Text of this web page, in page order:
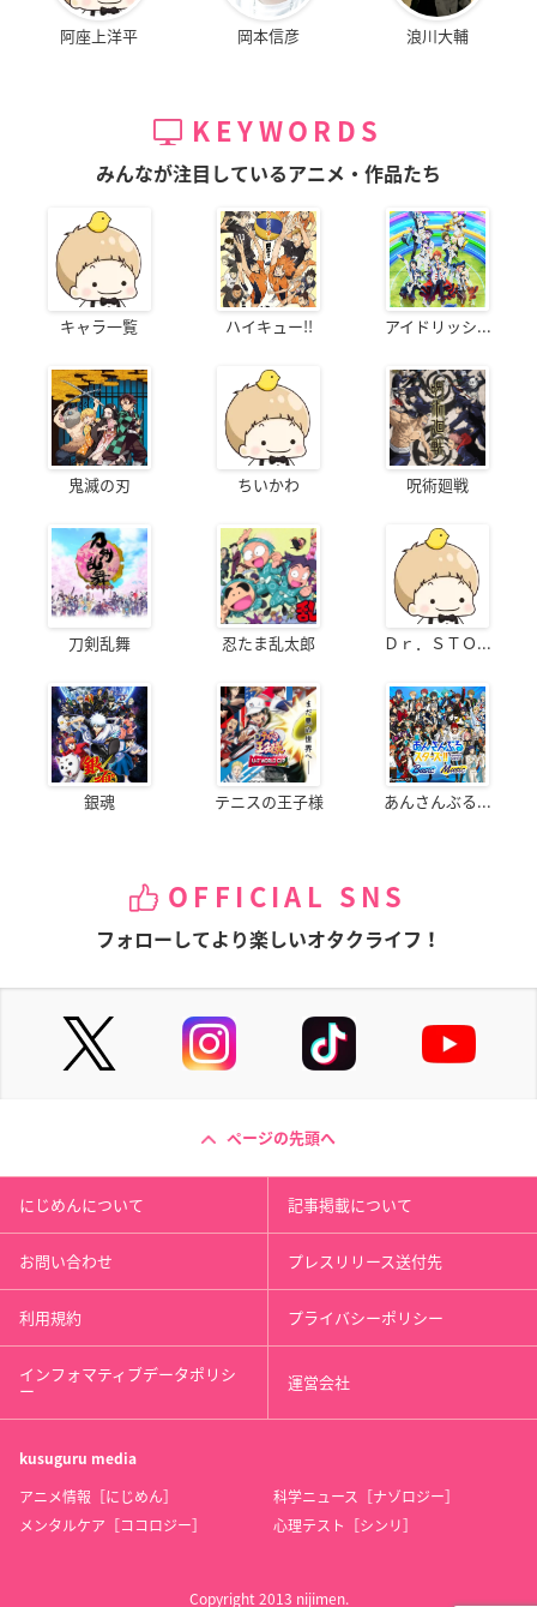
阿座上洋平 岡本信彦 浪川大輔
KEYWORDS
みんなが注目しているアニメ・作品たち
キャラ一覧 ハイキュー!! アイドリッシ...
鬼滅の刃 ちいかわ 呪術廻戦
刀剣乱舞 忍たま乱太郎 Ｄｒ．ＳＴＯ...
銀魂 テニスの王子様 あんさんぶる...
OFFICIAL SNS
フォローしてより楽しいオタクライフ！
ページの先頭へ
にじめんについて 記事掲載について
お問い合わせ プレスリリース送付先
利用規約 プライバシーポリシー
インフォマティブデータポリシ
ー 運営会社
kusuguru media
アニメ情報［にじめん］
科学ニュース［ナゾロジー］
メンタルケア［ココロジー］
心理テスト［シンリ］
Copyright 2013 nijimen.